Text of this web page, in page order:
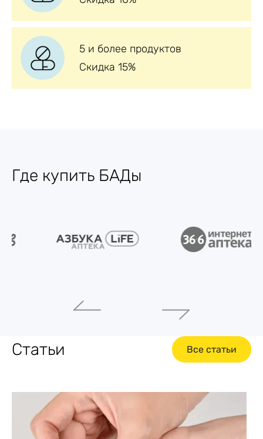
5 и более продуктов
Скидка 15%
Где купить БАДы
Статьи Все статьи